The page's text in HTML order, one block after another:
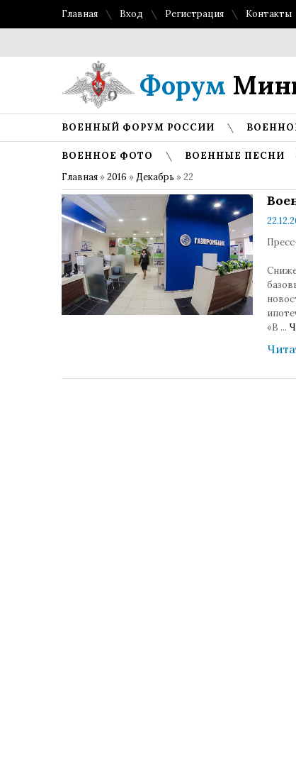
Главная Вход Регистрация Контакты
Форум
ВОЕННЫЙ ФОРУМ РОССИИ
ВОЕННОЕ ФОТО ВОЕННЫЕ ПЕСНИ
Главная »2016 »Декабрь »22
«В ...